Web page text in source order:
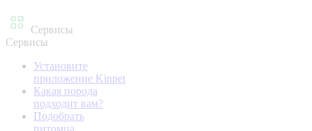
Сервисы
Сервисы
Установите
приложение Kinpet
Какая порода
подходит вам?
Подобрать
питомца